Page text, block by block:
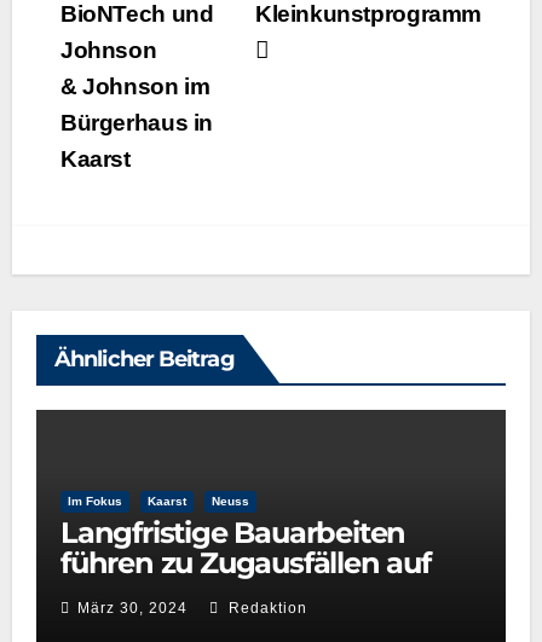
Kleinkunstprogramm
BioNTech und
Johnson
& Johnson im
Bürgerhaus in
Kaarst
Ähnlicher Beitrag
Im Fokus Kaarst Neuss
Langfristige Bauarbeiten
führen zu Zugausfällen auf
der Linie S28 zwischen Neuss
Hbf und Kaarster See
März 30, 2024 Redaktion